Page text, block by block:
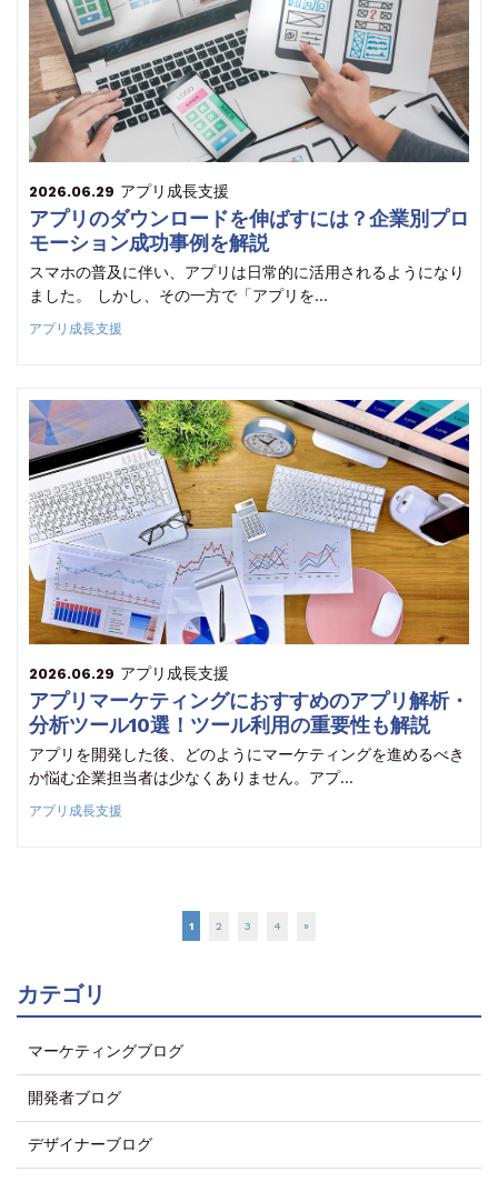
2026.06.29 アプリ成長支援
アプリのダウンロードを伸ばすには？企業別プロ
モーション成功事例を解説
スマホの普及に伴い、アプリは日常的に活用されるようになり
ました。 しかし、その一方で「アプリを…
アプリ成長支援
2026.06.29 アプリ成長支援
アプリマーケティングにおすすめのアプリ解析・
分析ツール10選！ツール利用の重要性も解説
アプリを開発した後、どのようにマーケティングを進めるべき
か悩む企業担当者は少なくありません。アプ…
アプリ成長支援
1 2 3 4 »
カテゴリ
マーケティングブログ
開発者ブログ
デザイナーブログ